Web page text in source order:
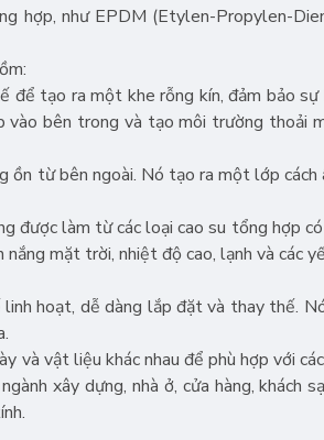
hợp, như EPDM (Etylen-Propylen-
để tạo ra một khe rỗng kín, đảm bảo
vào bên trong và tạo môi trường thoải
ồn từ bên ngoài. Nó tạo ra một lớp
được làm từ các loại cao su tổng hợp
mặt trời, nhiệt độ cao, lạnh và các
hoạt, dễ dàng lắp đặt và thay thế.
và vật liệu khác nhau để phù hợp với
xây dựng, nhà ở, cửa hàng, khách